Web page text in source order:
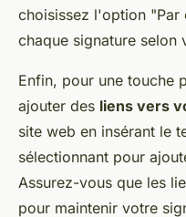
choisissez l'option "Par
chaque signature selon
Enfin, pour une touche
ajouter des liens vers
site web en insérant le
sélectionnant pour
Assurez-vous que les
pour maintenir votre